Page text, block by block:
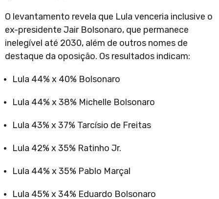
O levantamento revela que Lula venceria inclusive o
ex-presidente Jair Bolsonaro, que permanece
inelegível até 2030, além de outros nomes de
destaque da oposição. Os resultados indicam:
Lula 44% x 40% Bolsonaro
Lula 44% x 38% Michelle Bolsonaro
Lula 43% x 37% Tarcísio de Freitas
Lula 42% x 35% Ratinho Jr.
Lula 44% x 35% Pablo Marçal
Lula 45% x 34% Eduardo Bolsonaro